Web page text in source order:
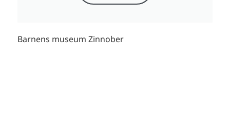
Barnens museum Zinnober